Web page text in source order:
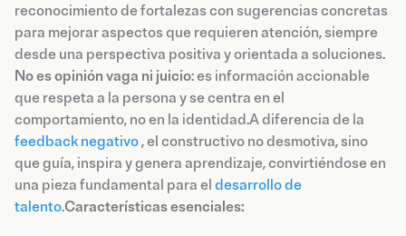
reconocimiento de fortalezas con sugerencias concretas
para mejorar aspectos que requieren atención, siempre
desde una perspectiva positiva y orientada a soluciones.
No es opinión vaga ni juicio: es información accionable
que respeta a la persona y se centra en el
comportamiento, no en la identidad.A diferencia de la
feedback negativo, el constructivo no desmotiva, sino
que guía, inspira y genera aprendizaje, convirtiéndose en
una pieza fundamental para el desarrollo de
talento.Características esenciales: